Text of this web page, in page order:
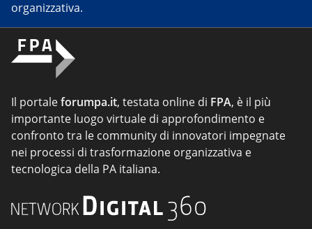
organizzativa.
Il portaleforumpa.it, testata online di FPA, è il più
importante luogo virtuale di approfondimento e
confronto tra le community di innovatori impegnate
nei processi di trasformazione organizzativa e
tecnologica della PA italiana.